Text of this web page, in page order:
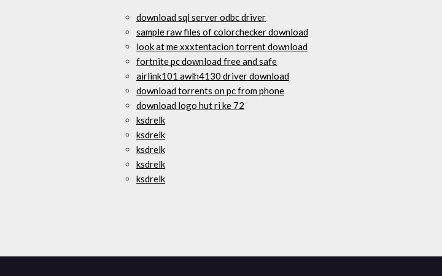
download sql server odbc driver
sample raw files of colorchecker download
look at me xxxtentacion torrent download
fortnite pc download free and safe
airlink101 awlh4130 driver download
download torrents on pc from phone
download logo hut ri ke 72
ksdrelk
ksdrelk
ksdrelk
ksdrelk
ksdrelk